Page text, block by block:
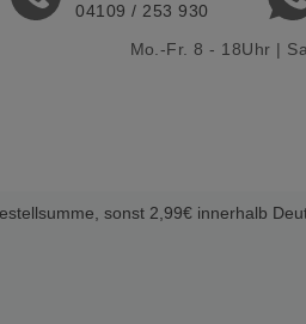
04109 / 253 930
Mo.-Fr. 8 - 18Uhr |
sonst 2,99€ innerhalb